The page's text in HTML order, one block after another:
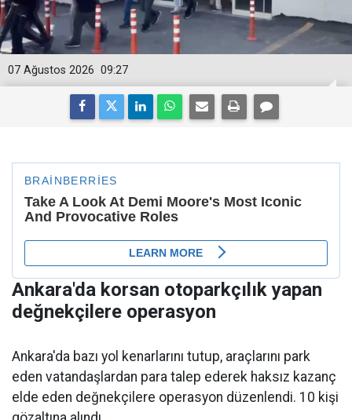
09:27
07 Ağustos 2026
Ankara'da korsan otoparkçılık yapan
değnekçilere operasyon
Ankara'da bazı yol kenarlarını tutup, araçlarını park
eden vatandaşlardan para talep ederek haksız kazanç
elde eden değnekçilere operasyon düzenlendi. 10 kişi